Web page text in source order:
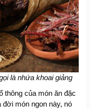
là nhứa khoai giảng
thông của món ăn đặc
món ngon này, nó